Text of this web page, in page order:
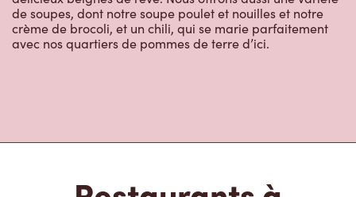
de soupes, dont notre soupe poulet et nouilles et notre
crème de brocoli, et un chili, qui se marie parfaitement
avec nos quartiers de pommes de terre d’ici.